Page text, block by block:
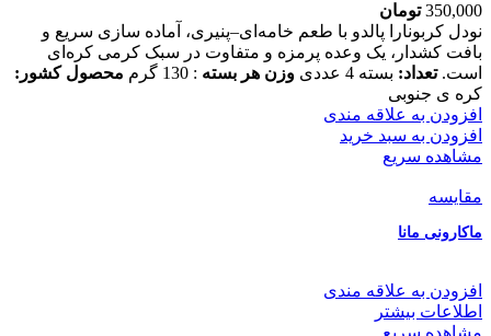
350,000 تومان
نودل کربونارا پالدو با طعم خامه‌ای–پنیری، آماده‌ سازی سریع و
بافت کشدار، یک وعده پرمزه و متفاوت در سبک کرمی کره‌ای
است.تعداد: بسته 4 عددی وزن هر بسته : 130 گرم
محصول کشور:
کره ی جنوبی
افزودن به علاقه مندی
افزودن به سبد خرید
مشاهده سریع
مقایسه
ماکارونی مانا
افزودن به علاقه مندی
اطلاعات بیشتر
مشاهده سریع